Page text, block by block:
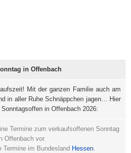
in Offenbach
Mit der ganzen Familie auch am
in aller Ruhe Schnäppchen jagen… Hier
in Offenbach 2026:
Termine zum verkaufsoffenen Sonntag
Offenbach vor.
Termine im Bundesland Hessen.